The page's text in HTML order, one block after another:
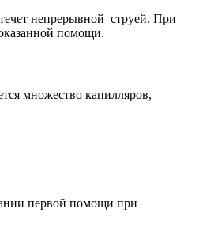
непрерывной струей. При
помощи.
множество капилляров,
первой помощи при